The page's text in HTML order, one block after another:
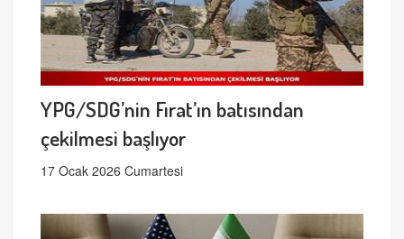
YPG/SDG’nin Fırat’ın batısından
çekilmesi başlıyor
17 Ocak 2026 Cumartesi